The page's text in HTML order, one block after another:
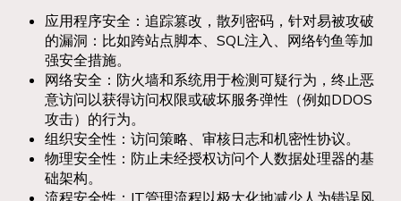
应用程序安全：追踪篡改，散列密码，针对易被攻破
的漏洞：比如跨站点脚本、SQL注入、网络钓鱼等加
强安全措施。
网络安全：防火墙和系统用于检测可疑行为，终止恶
意访问以获得访问权限或破坏服务弹性（例如DDOS
攻击）的行为。
组织安全性：访问策略、审核日志和机密性协议。
物理安全性：防止未经授权访问个人数据处理器的基
础架构。